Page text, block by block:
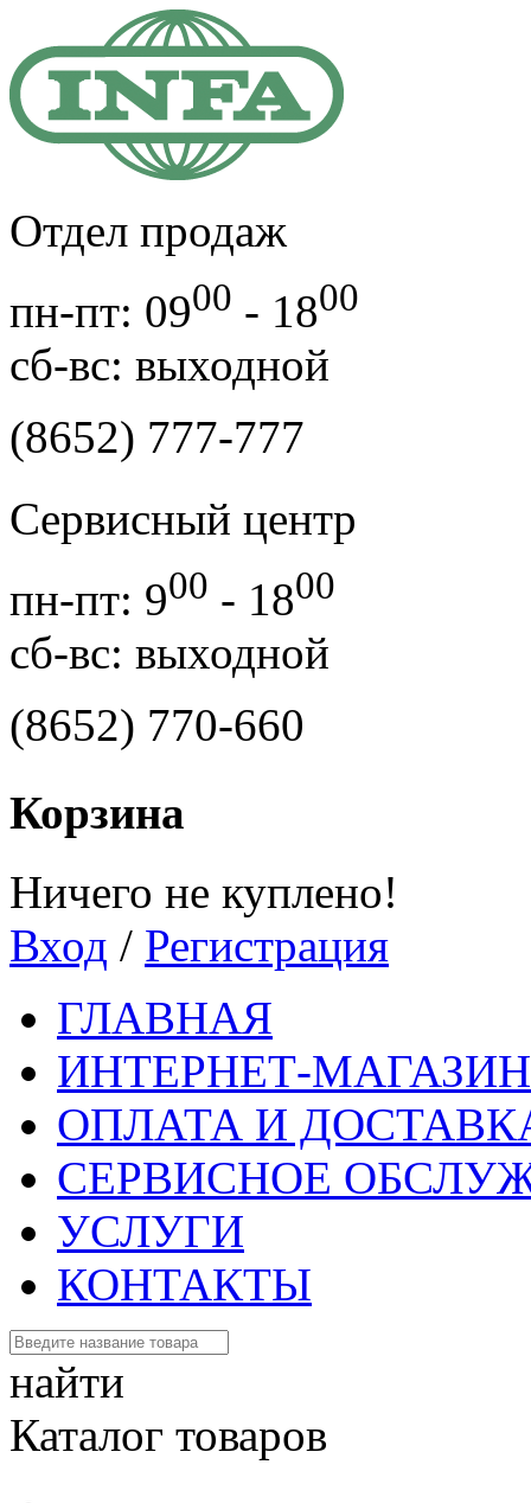
Отдел продаж
пн-пт: 0900 - 1800
cб-вс: выходной
(8652) 777-777
Сервисный центр
пн-пт: 900 - 1800
сб-вс: выходной
(8652) 770-660
Корзина
Ничего не куплено!
Вход / Регистрация
ГЛАВНАЯ
ИНТЕРНЕТ-МАГАЗИН
ОПЛАТА И
СЕРВИСНОЕ
УСЛУГИ
КОНТАКТЫ
найти
Каталог товаров